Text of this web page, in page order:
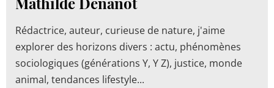
Rédactrice, auteur, curieuse de nature, j'aime
explorer des horizons divers : actu, phénomènes
sociologiques (générations Y, Y Z), justice, monde
animal, tendances lifestyle...